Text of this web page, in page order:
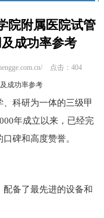
院附属医院试管
成功率参考
点击：404
成功率参考
科研为一体的三级甲
年成立以来，已经完
碑和高度赞誉。
备了最先进的设备和